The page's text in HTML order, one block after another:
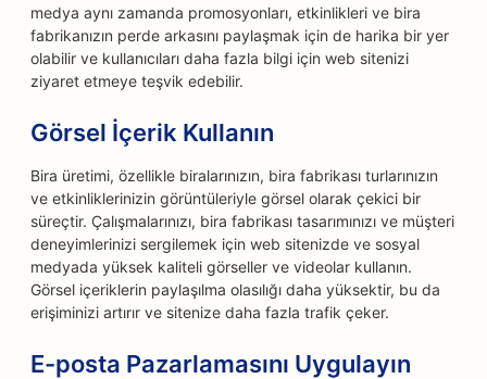
medya aynı zamanda promosyonları, etkinlikleri ve bira
fabrikanızın perde arkasını paylaşmak için de harika bir yer
olabilir ve kullanıcıları daha fazla bilgi için web sitenizi
ziyaret etmeye teşvik edebilir.
Görsel İçerik Kullanın
Bira üretimi, özellikle biralarınızın, bira fabrikası turlarınızın
ve etkinliklerinizin görüntüleriyle görsel olarak çekici bir
süreçtir. Çalışmalarınızı, bira fabrikası tasarımınızı ve müşteri
deneyimlerinizi sergilemek için web sitenizde ve sosyal
medyada yüksek kaliteli görseller ve videolar kullanın.
Görsel içeriklerin paylaşılma olasılığı daha yüksektir, bu da
erişiminizi artırır ve sitenize daha fazla trafik çeker.
E-posta Pazarlamasını Uygulayın